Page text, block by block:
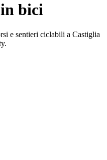
bici
e sentieri ciclabili a Castiglia